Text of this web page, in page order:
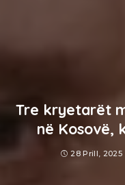
Tre kryetarët
në Kosovë,
28 Prill, 2025